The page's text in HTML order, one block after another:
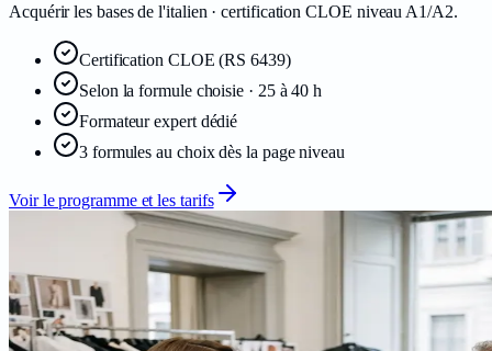
Acquérir les bases de l'italien · certification CLOE niveau A1/A2.
Certification CLOE (RS 6439)
Selon la formule choisie · 25 à 40 h
Formateur expert dédié
3 formules au choix dès la page niveau
Voir le programme et les tarifs